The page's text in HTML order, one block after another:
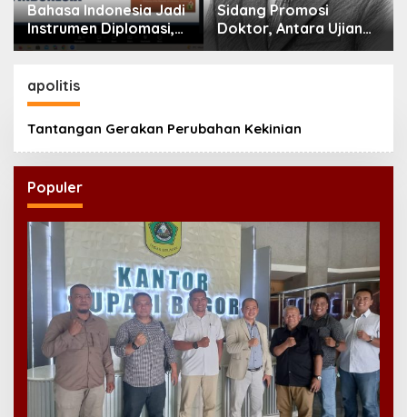
Bahasa Indonesia Jadi
Instrumen Diplomasi,
Atdikbud Perluas Jejak
hingga Rusia
Sidang Promosi
Doktor, Antara Ujian
Ilmiah dan Pesta
apolitis
Tantangan Gerakan Perubahan Kekinian
Populer